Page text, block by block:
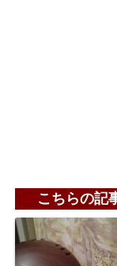
こちらの記